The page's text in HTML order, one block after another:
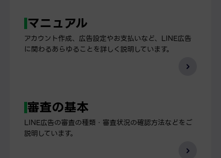
マニュアル
アカウント作成、広告設定やお支払いなど、LINE広告
に関わるあらゆることを詳しく説明しています。
審査の基本
LINE広告の審査の種類・審査状況の確認方法などをご
説明しています。